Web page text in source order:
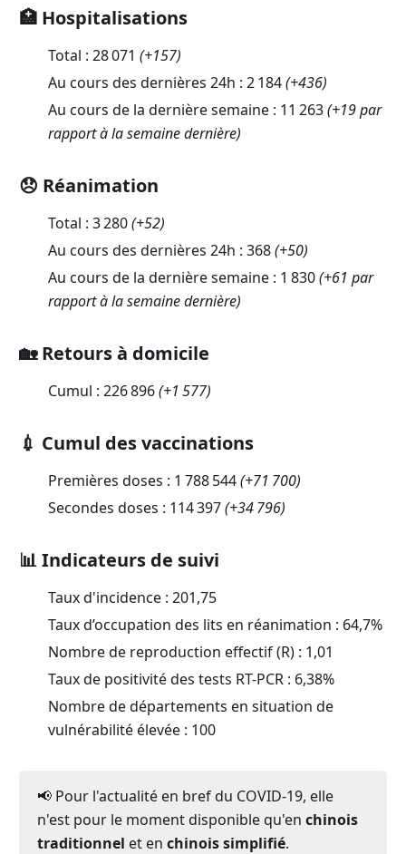
🏥 Hospitalisations
Total : 28 071 (+157)
Au cours des dernières 24h : 2 184(+436)
Au cours de la dernière semaine : 11 263(+19 par
rapport à la semaine dernière)
😞 Réanimation
Total : 3 280(+52)
Au cours des dernières 24h : 368(+50)
Au cours de la dernière semaine : 1 830(+61 par
rapport à la semaine dernière)
🏡 Retours à domicile
Cumul : 226 896(+1 577)
💉 Cumul des vaccinations
Premières doses : 1 788 544(+71 700)
Secondes doses : 114 397(+34 796)
📊 Indicateurs de suivi
Taux d'incidence : 201,75
Taux d’occupation des lits en réanimation : 64,7%
Nombre de reproduction effectif (R) : 1,01
Taux de positivité des tests RT-PCR : 6,38%
Nombre de départements en situation de
vulnérabilité élevée : 100
📢 Pour l'actualité en bref du COVID-19, elle
n'est pour le moment disponible qu'en chinois
traditionnel et en chinois simplifié.